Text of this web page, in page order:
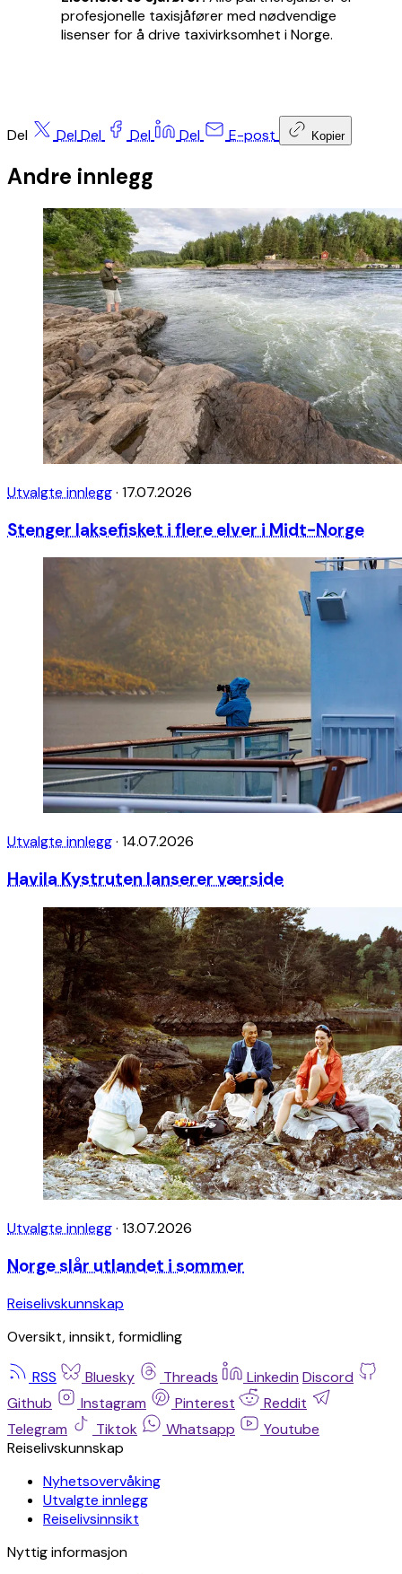
profesjonelle taxisjåfører med nødvendige
lisenser for å drive taxivirksomhet i Norge.
Del DelDel Del Del E-post Kopier
Andre innlegg
Utvalgte innlegg· 17.07.2026
Stenger laksefisket i flere elver i Midt-Norge
Utvalgte innlegg· 14.07.2026
Havila Kystruten lanserer værside
Utvalgte innlegg· 13.07.2026
Norge slår utlandet i sommer
Reiselivskunnskap
Oversikt, innsikt, formidling
RSS Bluesky Threads Linkedin Discord
Github
Instagram Pinterest
Reddit
Telegram
Tiktok Whatsapp
Youtube
Reiselivskunnskap
Nyhetsovervåking
Utvalgte innlegg
Reiselivsinnsikt
Nyttig informasjon